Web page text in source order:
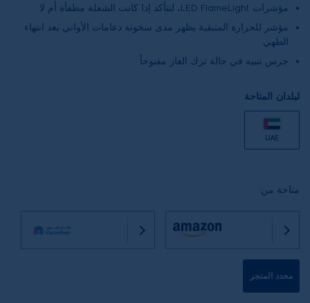
مؤشرات LED FlameLight، لتتأكد إذا كانت الشعلة مطفأة أم لا
مؤشر للحرارة المتبقية يظهر مدى سخونة دعامات الأواني بعد انتهاء
الطهي
جرس تنبيه في حالة ترك الغاز مفتوحاً
لبلدان المتاحة
UAE
متاحة من:
محدد المتجر